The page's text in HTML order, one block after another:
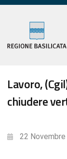
Lavoro,
chiudere
22 Novembre